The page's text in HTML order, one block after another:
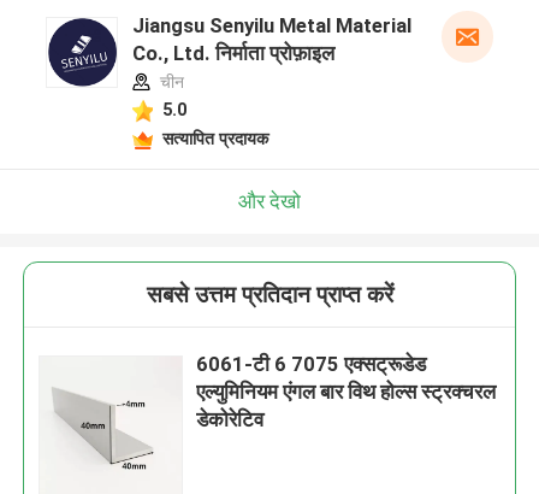
Jiangsu Senyilu Metal Material
Co., Ltd. निर्माता प्रोफ़ाइल
चीन
5.0
सत्यापित प्रदायक
और देखो
सबसे उत्तम प्रतिदान प्राप्त करें
6061-टी 6 7075 एक्सट्रूडेड
एल्युमिनियम एंगल बार विथ होल्स स्ट्रक्चरल
डेकोरेटिव